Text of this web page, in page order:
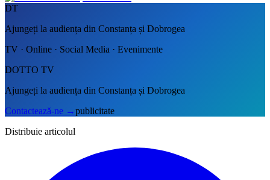
DT
Ajungeți la audiența din Constanța și Dobrogea
TV · Online · Social Media · Evenimente
DOTTO TV
Ajungeți la audiența din Constanța și Dobrogea
Contactează-ne →publicitate
Distribuie articolul